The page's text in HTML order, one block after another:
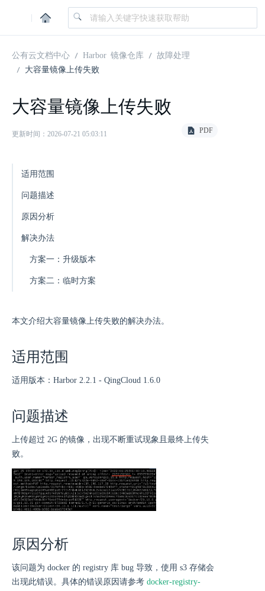
|
公有云文档中心 Harbor 镜像仓库
故障处理
大容量镜像上传失败
大容量镜像上传失败
更新时间：2026-07-21 05:03:11 PDF
适用范围
问题描述
原因分析
解决办法
方案一：升级版本
方案二：临时方案
本文介绍大容量镜像上传失败的解决办法。
适用范围
适用版本：Harbor 2.2.1 - QingCloud 1.6.0
问题描述
上传超过 2G 的镜像，出现不断重试现象且最终上传失
败。
原因分析
该问题为 docker 的 registry 库 bug 导致，使用 s3 存储会
出现此错误。具体的错误原因请参考 docker-registry-